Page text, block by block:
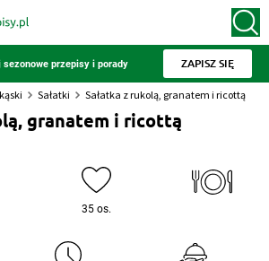
sezonowe przepisy i porady ZAPISZ SIĘ
Sałatki Sałatka z rukolą, granatem i ricottą
granatem i ricottą
35 os.